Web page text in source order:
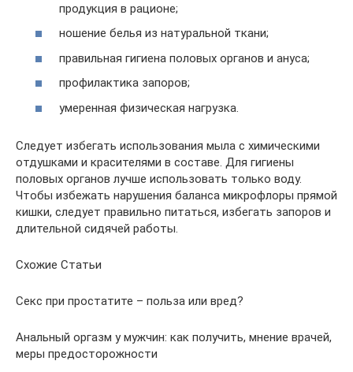
продукция в рационе;
ношение белья из натуральной ткани;
правильная гигиена половых органов и ануса;
профилактика запоров;
умеренная физическая нагрузка.
Следует избегать использования мыла с химическими
отдушками и красителями в составе. Для гигиены
половых органов лучше использовать только воду.
Чтобы избежать нарушения баланса микрофлоры прямой
кишки, следует правильно питаться, избегать запоров и
длительной сидячей работы.
Схожие Статьи
Секс при простатите – польза или вред?
Анальный оргазм у мужчин: как получить, мнение врачей,
меры предосторожности